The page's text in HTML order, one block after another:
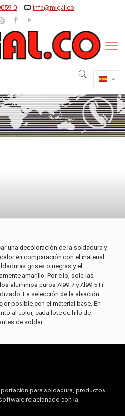
0 info@migal.co
una decoloración de la soldadura y
en comparación con el material
grises o negras y el
amarillo. Por ello, solo las
aluminios puros Al99.7 y Al99.5Ti
La selección de la aleación
posible con el material base. En
al color, cada lote de hilo de
de soldar.
para soldadura, productos
relacionado con la